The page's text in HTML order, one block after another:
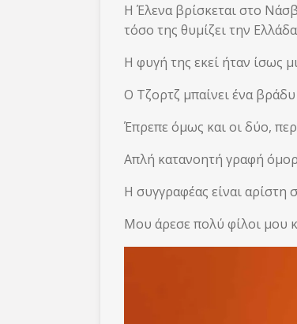
Η Έλενα βρίσκεται στο
τόσο της θυμίζει την
Η φυγή της εκεί ήταν ίσως
Ο Τζορτζ μπαίνει ένα
Έπρεπε όμως και οι δύο,
Απλή κατανοητή γραφή
Η συγγραφέας είναι αρίστη
Μου άρεσε πολύ φίλοι μου